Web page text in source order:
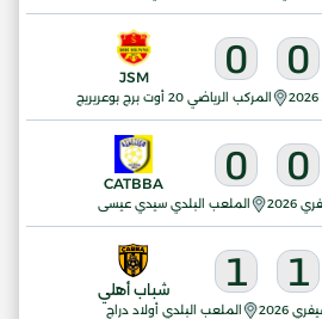
المركب الرياضي 20 أوت برج بوعريريج
0
0
JSM
الملعب البلدي سيدي عيسى
0
0
CATBBA
الملعب البلدي أولاد دراج
1
1 شباب أهلي